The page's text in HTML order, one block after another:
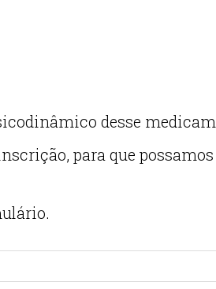
desse
para que